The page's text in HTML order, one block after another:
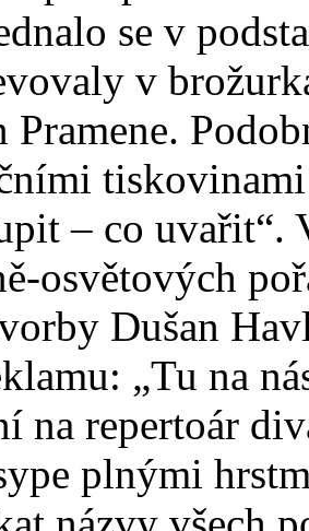
se v
v
Pramene.
– co
osvětových
Dušan
„Tu na
na repertoár
plnými